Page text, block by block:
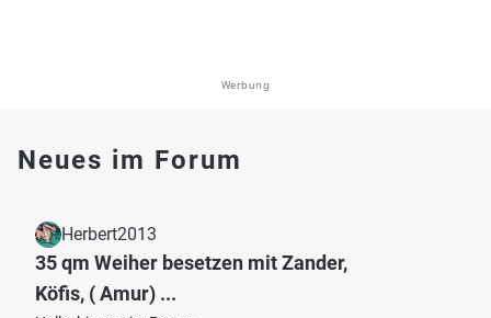
Werbung
Neues im Forum
Herbert2013
35 qm Weiher besetzen mit Zander,
Köfis, ( Amur) ...